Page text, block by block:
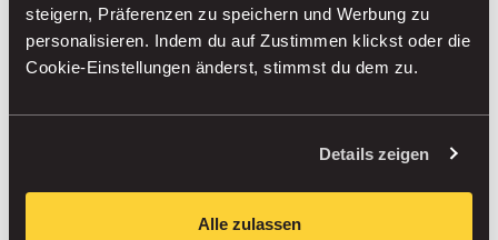
steigern, Präferenzen zu speichern und Werbung zu
personalisieren. Indem du auf Zustimmen klickst oder die
Cookie-Einstellungen änderst, stimmst du dem zu.
Details zeigen
Alle zulassen